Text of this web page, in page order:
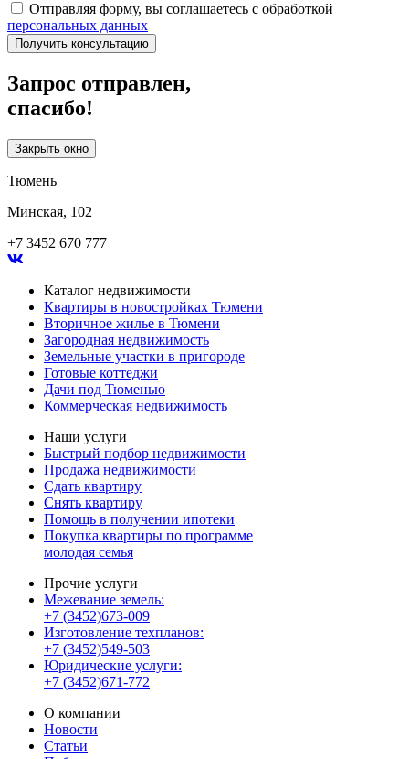
Отправляя форму, вы соглашаетесь с обработкой
персональных данных
Получить консультацию
Запрос отправлен,
спасибо!
Закрыть окно
Тюмень
Минская, 102
+7 3452 670 777
Каталог недвижимости
Квартиры в новостройках Тюмени
Вторичное жилье в Тюмени
Загородная недвижимость
Земельные участки в пригороде
Готовые коттеджи
Дачи под Тюменью
Коммерческая недвижимость
Наши услуги
Быстрый подбор недвижимости
Продажа недвижимости
Сдать квартиру
Снять квартиру
Помощь в получении ипотеки
Покупка квартиры по программе
молодая семья
Прочие услуги
Межевание земель:
+7 (3452)673-009
Изготовление техпланов:
+7 (3452)549-503
Юридические услуги:
+7 (3452)671-772
О компании
Новости
Статьи